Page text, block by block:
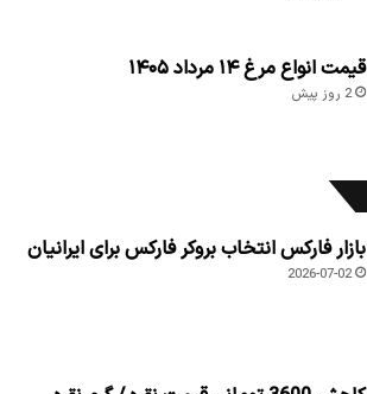
قیمت انواع مرغ ۱۴ مرداد ۱۴۰۵
2 روز پیش
بازار فارکس انتخاب بروکر فارکس برای ایرانیان
2026-07-02